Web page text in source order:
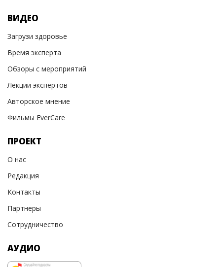
ВИДЕО
Загрузи здоровье
Время эксперта
Обзоры с мероприятий
Лекции экспертов
Авторское мнение
Фильмы EverCare
ПРОЕКТ
О нас
Редакция
Контакты
Партнеры
Сотрудничество
АУДИО